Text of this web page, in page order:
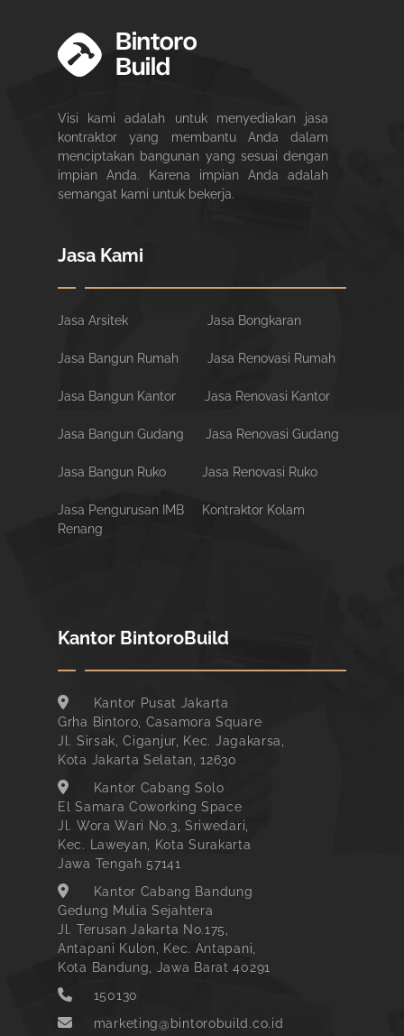
Visi kami adalah untuk menyediakan jasa
kontraktor yang membantu Anda dalam
menciptakan bangunan yang sesuai dengan
impian Anda. Karena impian Anda adalah
semangat kami untuk bekerja.
Jasa Kami
Jasa Arsitek Jasa Bongkaran
Jasa Bangun Rumah Jasa Renovasi Rumah
Jasa Bangun Kantor Jasa Renovasi Kantor
Jasa Bangun Gudang Jasa Renovasi Gudang
Jasa Bangun Ruko Jasa Renovasi Ruko
Jasa Pengurusan IMB
Kontraktor Kolam
Renang
Kantor BintoroBuild
Kantor Pusat Jakarta
Grha Bintoro, Casamora Square
Jl. Sirsak, Ciganjur, Kec. Jagakarsa,
Kota Jakarta Selatan, 12630
Kantor Cabang Solo
El Samara Coworking Space
Jl. Wora Wari No.3, Sriwedari,
Kec. Laweyan, Kota Surakarta
Jawa Tengah 57141
Kantor Cabang Bandung
Gedung Mulia Sejahtera
Jl. Terusan Jakarta No.175,
Antapani Kulon, Kec. Antapani,
Kota Bandung, Jawa Barat 40291
150130
marketing@bintorobuild.co.id